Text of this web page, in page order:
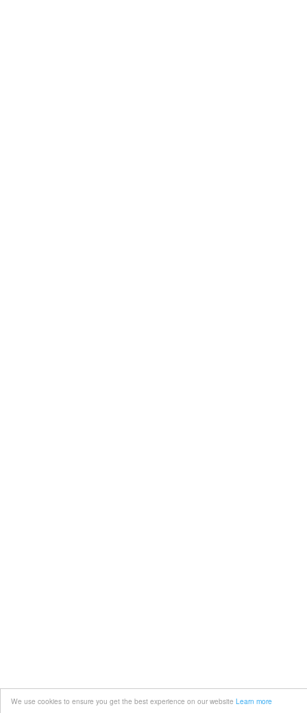
We use cookies to ensure you get the best experience on our website Learn more